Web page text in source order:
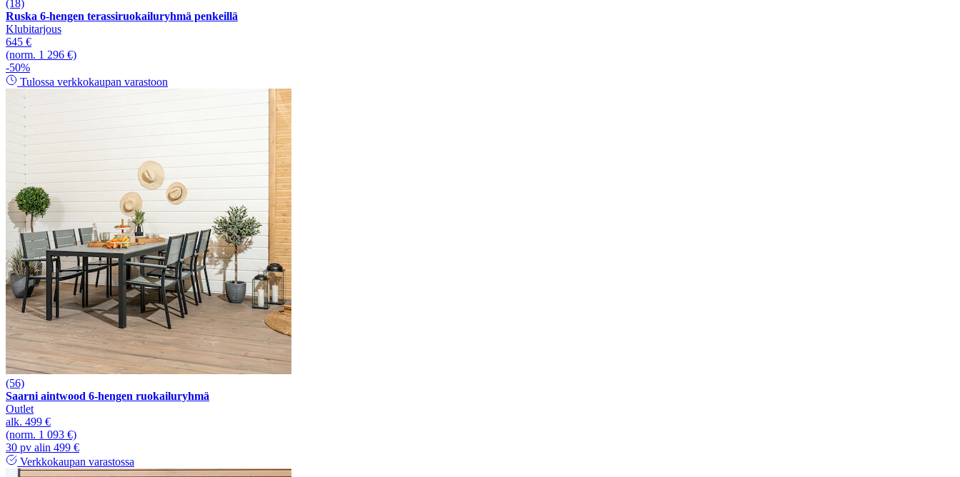
(18)
Ruska 6-hengen terassiruokailuryhmä penkeillä
Klubitarjous
645 €
(norm. 1 296 €)
-50%
Tulossa verkkokaupan varastoon
(56)
Saarni aintwood 6-hengen ruokailuryhmä
Outlet
alk. 499 €
(norm. 1 093 €)
30 pv alin 499 €
Verkkokaupan varastossa